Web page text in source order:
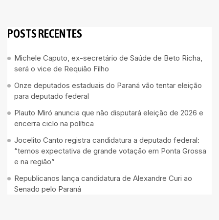
POSTS RECENTES
Michele Caputo, ex-secretário de Saúde de Beto Richa,
será o vice de Requião Filho
Onze deputados estaduais do Paraná vão tentar eleição
para deputado federal
Plauto Miró anuncia que não disputará eleição de 2026 e
encerra ciclo na política
Jocelito Canto registra candidatura a deputado federal:
“temos expectativa de grande votação em Ponta Grossa
e na região”
Republicanos lança candidatura de Alexandre Curi ao
Senado pelo Paraná